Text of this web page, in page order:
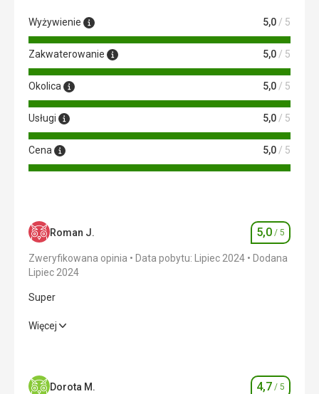
Wyżywienie 5,0 / 5
Zakwaterowanie 5,0 / 5
Okolica 5,0 / 5
Usługi 5,0 / 5
Cena 5,0 / 5
Roman J. Ocena
5,0 / 5
Zweryfikowana opinia Data pobytu: Lipiec 2024
Dodana
Lipiec 2024
Super
Super
Zakwaterowanie 5,0/ 5
Więcej
Dorota M. 4,7 / 5